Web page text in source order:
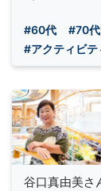
#60代 #70
#アクティビテ
谷口真由美さ